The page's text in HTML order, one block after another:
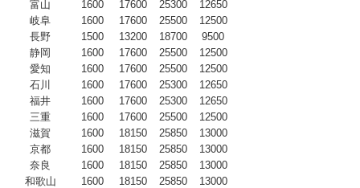
富山
1600 17600 25300
12650
岐阜
1600 17600 25500
12500
長野
1500 13200 18700
9500
静岡
1600 17600 25500
12500
愛知
1600 17600 25500
12500
石川
1600 17600 25300
12650
福井
1600 17600 25300
12650
三重
1600 17600 25500
12500
滋賀
1600 18150 25850
13000
京都
1600 18150 25850
13000
奈良
1600 18150 25850
13000
和歌山
1600 18150 25850
13000